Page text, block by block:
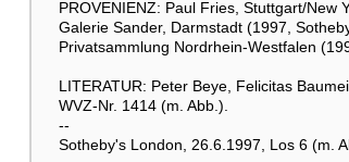
PROVENIENZ: Paul Fries, Stuttgart/New
Galerie Sander, Darmstadt (1997,
Privatsammlung Nordrhein-Westfalen
LITERATUR: Peter Beye, Felicitas
WVZ-Nr. 1414 (m. Abb.).
--
Sotheby's London, 26.6.1997, Los 6 (m.